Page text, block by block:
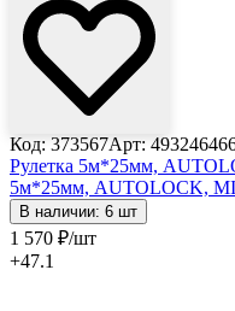
Код: 373567Арт:
Рулетка 5м*25мм,
5м*25мм, AUTOLOCK,
В наличии: 6 шт
1 570 ₽/шт
+47.1